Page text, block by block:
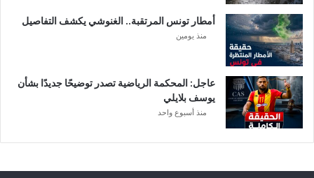
أمطار تونس المرتقبة.. الغنوشي يكشف التفاصيل
منذ يومين
عاجل: المحكمة الرياضية تصدر توضيحًا جديدًا بشأن
يوسف بلايلي
منذ أسبوع واحد